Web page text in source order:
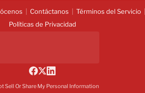
Contáctanos
Términos del Servicio
Políticas de Privacidad
Sell Or Share My Personal Information